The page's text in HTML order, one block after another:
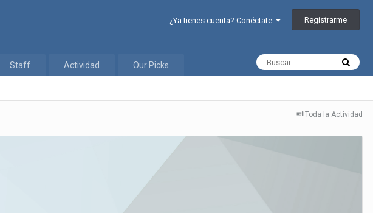
¿Ya tienes cuenta? Conéctate Registrarme
Staff Actividad Our Picks
Toda la Actividad